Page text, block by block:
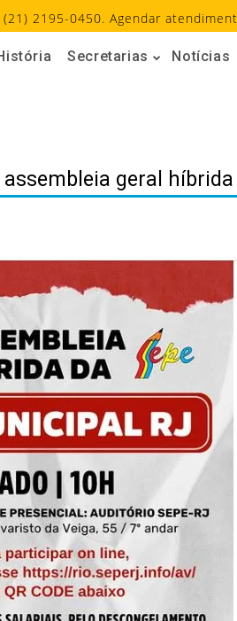
(21) 2195-0450. Agendar
Secretarias Notícias
geral